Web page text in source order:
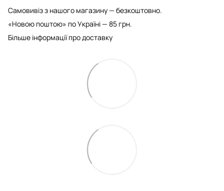
Самовивіз з нашого магазину — безкоштовно.
«Новою поштою» по Україні — 85 грн.
Більше інформації про доставку